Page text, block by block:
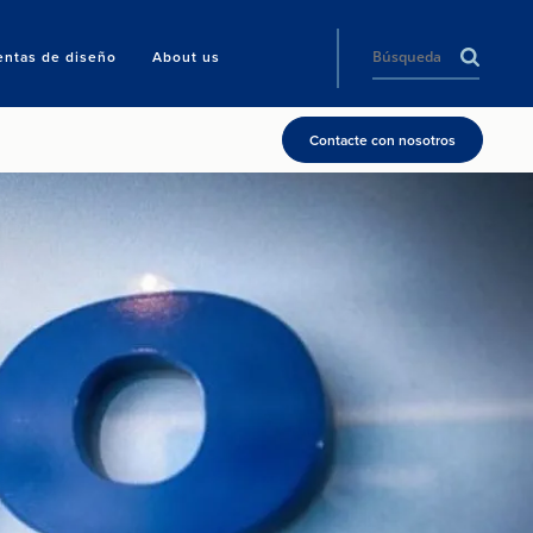
de diseño About us
Contacte con nosotros